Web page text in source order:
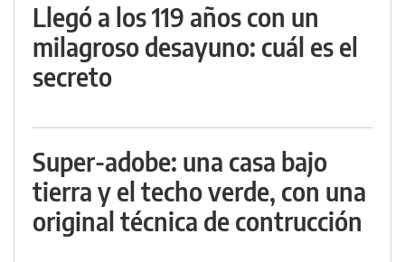
Llegó a los 119 años con un
milagroso desayuno: cuál es el
secreto
Super-adobe: una casa bajo
tierra y el techo verde, con una
original técnica de contrucción